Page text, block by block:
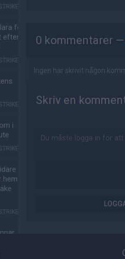
för
efter
i
till
hem
0 kommentarer —
Ingen har skrivit någon
Skriv en